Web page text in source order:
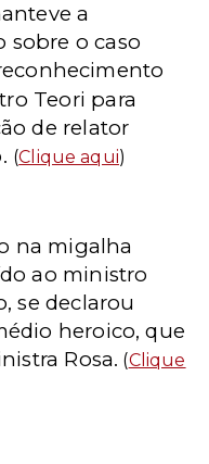
a
sobre o caso
Teori para
de relator
(Clique aqui)
na migalha
ao ministro
se declarou
heroico, que
Rosa. (Clique